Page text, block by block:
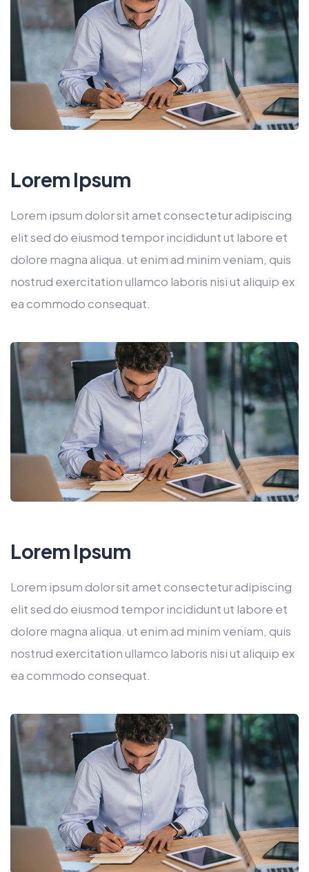
Lorem Ipsum
Lorem ipsum dolor sit amet consectetur adipiscing
elit sed do eiusmod tempor incididunt ut labore et
dolore magna aliqua. ut enim ad minim veniam, quis
nostrud exercitation ullamco laboris nisi ut aliquip ex
ea commodo consequat.
Lorem Ipsum
Lorem ipsum dolor sit amet consectetur adipiscing
elit sed do eiusmod tempor incididunt ut labore et
dolore magna aliqua. ut enim ad minim veniam, quis
nostrud exercitation ullamco laboris nisi ut aliquip ex
ea commodo consequat.